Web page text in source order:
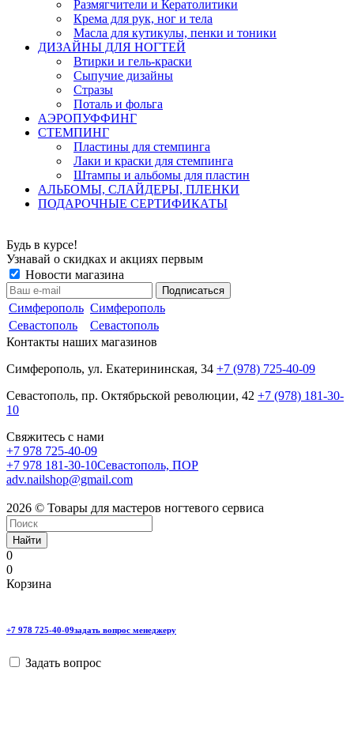
Размягчители и Кератолитики
Крема для рук, ног и тела
Масла для кутикулы, пенки и тоники
ДИЗАЙНЫ ДЛЯ НОГТЕЙ
Втирки и гель-краски
Сыпучие дизайны
Стразы
Поталь и фольга
АЭРОПУФФИНГ
СТЕМПИНГ
Пластины для стемпинга
Лаки и краски для стемпинга
Штампы и альбомы для пластин
АЛЬБОМЫ, СЛАЙДЕРЫ, ПЛЕНКИ
ПОДАРОЧНЫЕ СЕРТИФИКАТЫ
Будь в курсе!
Узнавай о скидках и акциях первым
Новости магазина
Симферополь Симферополь
Севастополь
Севастополь
Контакты наших магазинов
Симферополь, ул. Екатерининская, 34 +7 (978) 725-40-09
Севастополь, пр. Октябрьской революции, 42 +7 (978) 181-30-
10
Свяжитесь с нами
+7 978 725-40-09
+7 978 181-30-10Севастополь, ПОР
adv.nailshop@gmail.com
2026 © Товары для мастеров ногтевого сервиса
Найти
0
0
Корзина
+7 978 725-40-09задать вопрос менеджеру
Задать вопрос